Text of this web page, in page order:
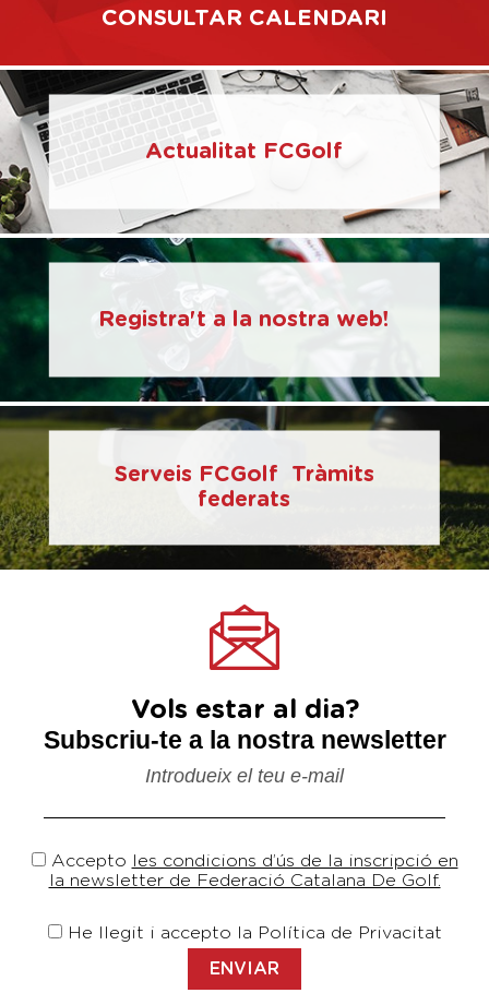
CONSULTAR CALENDARI
Actualitat FCGolf
Registra't a la nostra web!
Serveis FCGolf Tràmits
federats
Vols estar al dia?
Subscriu-te a la nostra newsletter
Introdueix el teu e-mail
Accepto les condicions d’ús de la inscripció en
la newsletter de Federació Catalana De Golf.
He llegit i accepto la Política de Privacitat